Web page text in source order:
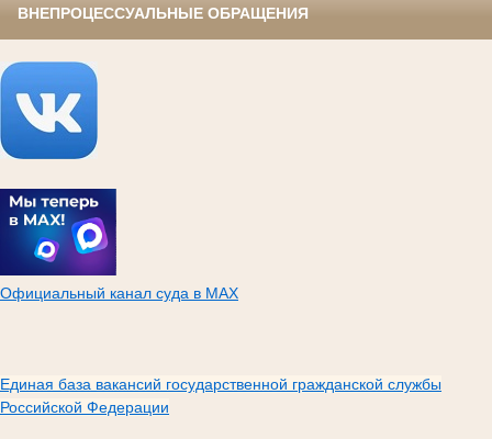
ВНЕПРОЦЕССУАЛЬНЫЕ ОБРАЩЕНИЯ
Официальный канал суда в МАХ
Единая база вакансий государственной гражданской службы
Российской Федерации